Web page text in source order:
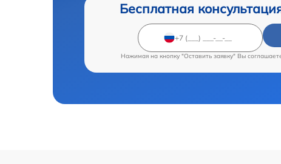
Бесплатная
Нажимая на кнопку "Оставить заявку" Вы